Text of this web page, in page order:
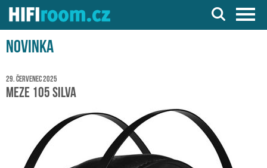
Server o Hi-Fi a AV technice
Novinka
29. červenec 2025
Meze 105 SILVA